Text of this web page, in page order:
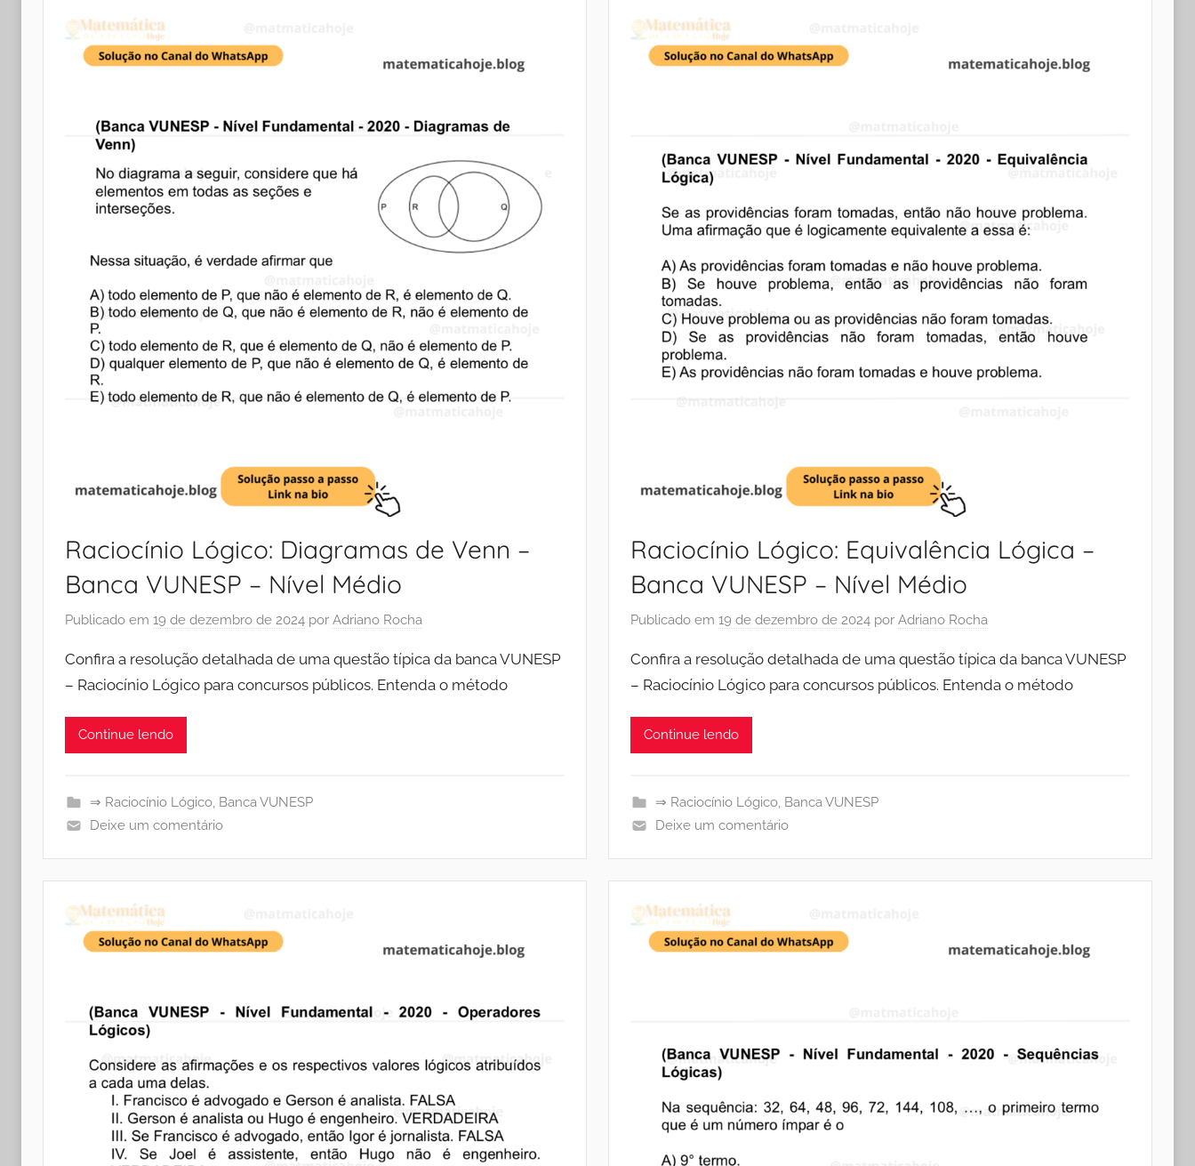
Raciocínio Lógico: Diagramas de Venn –
Banca VUNESP – Nível Médio
Publicado em 19 de dezembro de 2024 por Adriano Rocha
Confira a resolução detalhada de uma questão típica da banca VUNESP
– Raciocínio Lógico para concursos públicos. Entenda o método
Continue lendo
⇒ Raciocínio Lógico, Banca VUNESP
Deixe um comentário
Raciocínio Lógico: Equivalência Lógica –
Banca VUNESP – Nível Médio
Publicado em 19 de dezembro de 2024 por Adriano Rocha
Confira a resolução detalhada de uma questão típica da banca VUNESP
– Raciocínio Lógico para concursos públicos. Entenda o método
Continue lendo
⇒ Raciocínio Lógico, Banca VUNESP
Deixe um comentário